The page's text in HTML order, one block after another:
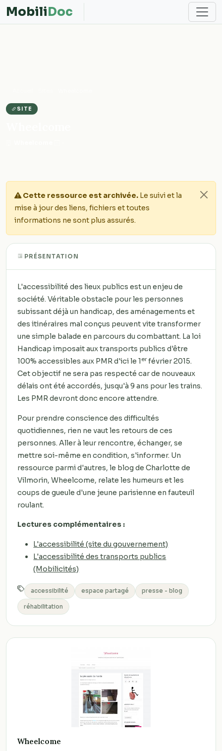
MobiliDoc
SITE
Wheelcome
Cette ressource est archivée. Le suivi et la
mise à jour des liens, fichiers et toutes
informations ne sont plus assurés.
PRÉSENTATION
L'accessibilité des lieux publics est un enjeu de
société. Véritable obstacle pour les personnes
subissant déjà un handicap, des aménagements et
des itinéraires mal conçus peuvent vite transformer
une simple balade en parcours du combattant. La loi
Handicap imposait aux transports publics d'être
100% accessibles aux PMR d'ici le 1 er février 2015.
Cet objectif ne sera pas respecté car de nouveaux
délais ont été accordés, jusqu'à 9 ans pour les trains.
Les PMR devront donc encore attendre.
Pour prendre conscience des difficultés
quotidiennes, rien ne vaut les retours de ces
personnes. Aller à leur rencontre, échanger, se
mettre soi-même en condition, s'informer. Un
ressource parmi d'autres, le blog de Charlotte de
Vilmorin, Wheelcome, relate les humeurs et les
coups de gueule d'une jeune parisienne en fauteuil
roulant.
Lectures complémentaires :
L'accessibilité (site du gouvernement)
L'accessibilité des transports publics
(Mobilicités)
accessibilité espace partagé presse - blog
réhabilitation